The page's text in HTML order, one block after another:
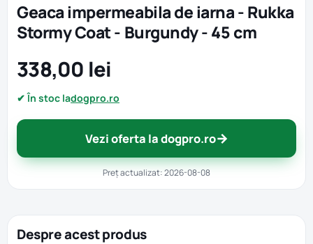
Geaca impermeabila de iarna - Rukka
Stormy Coat - Burgundy - 45 cm
338,00 lei
✔ În stoc ladogpro.ro
Vezi oferta la dogpro.ro→
Preț actualizat: 2026-08-08
Despre acest produs